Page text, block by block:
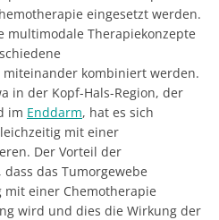
eingesetzt werden.
multimodale Therapiekonzepte
kombiniert werden.
in der Kopf-Hals-Region, der
im Enddarm, hat es sich
mit einer
Der Vorteil der
das Tumorgewebe
einer Chemotherapie
wird und dies die Wirkung der